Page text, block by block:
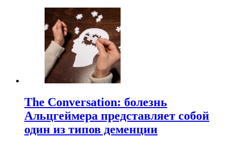
The Conversation: болезнь
Альцгеймера представляет собой
один из типов деменции